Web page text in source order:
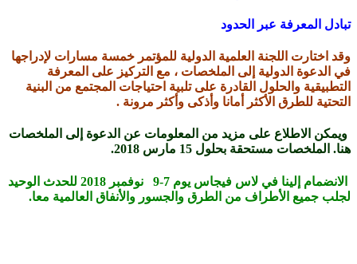
تبادل المعرفة عبر الحدود
وقد اختارت اللجنة العلمية الدولية للمؤتمر خمسة مسارات لإدراجها
في الدعوة الدولية إلى الملخصات ، مع التركيز على المعرفة
التطبيقية والحلول القادرة على تلبية احتياجات المجتمع من البنية
التحتية للطرق الأكثر أمانا وأذكى وأكثر مرونة .
ويمكن الاطلاع على مزيد من المعلومات عن الدعوة إلى الملخصات
هنا. الملخصات مستحقة بحلول 15 مارس 2018.
الانضمام إلينا في لاس فيجاس يوم 7-9 نوفمبر 2018 للحدث الوحيد
لجلب جميع الأطراف من الطرق والجسور والأنفاق العالمية معا.